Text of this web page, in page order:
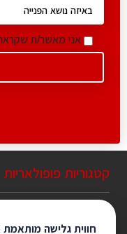
אני מאשר/ת
חווית גלישה מותאמת
קטגוריות פופולאריות